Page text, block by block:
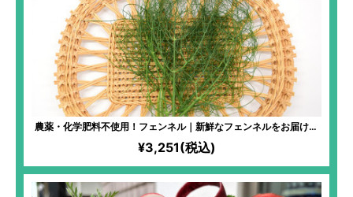
農薬・化学肥料不使用！フェンネル｜新鮮なフェンネルをお届け！
お肉や魚の臭み消し・香り付けにぴったり！フルーツを使ったサラ
ダに加えれば本格的な味わいに！
¥3,251(税込)